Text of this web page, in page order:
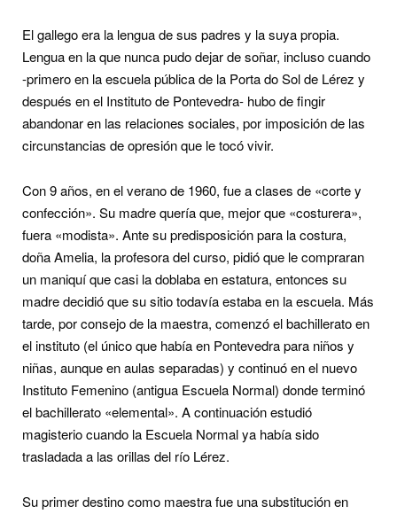
El gallego era la lengua de sus padres y la suya propia.
Lengua en la que nunca pudo dejar de soñar, incluso cuando
-primero en la escuela pública de la Porta do Sol de Lérez y
después en el Instituto de Pontevedra- hubo de fingir
abandonar en las relaciones sociales, por imposición de las
circunstancias de opresión que le tocó vivir.
Con 9 años, en el verano de 1960, fue a clases de «corte y
confección». Su madre quería que, mejor que «costurera»,
fuera «modista». Ante su predisposición para la costura,
doña Amelia, la profesora del curso, pidió que le compraran
un maniquí que casi la doblaba en estatura, entonces su
madre decidió que su sitio todavía estaba en la escuela. Más
tarde, por consejo de la maestra, comenzó el bachillerato en
el instituto (el único que había en Pontevedra para niños y
niñas, aunque en aulas separadas) y continuó en el nuevo
Instituto Femenino (antigua Escuela Normal) donde terminó
el bachillerato «elemental». A continuación estudió
magisterio cuando la Escuela Normal ya había sido
trasladada a las orillas del río Lérez.
Su primer destino como maestra fue una substitución en